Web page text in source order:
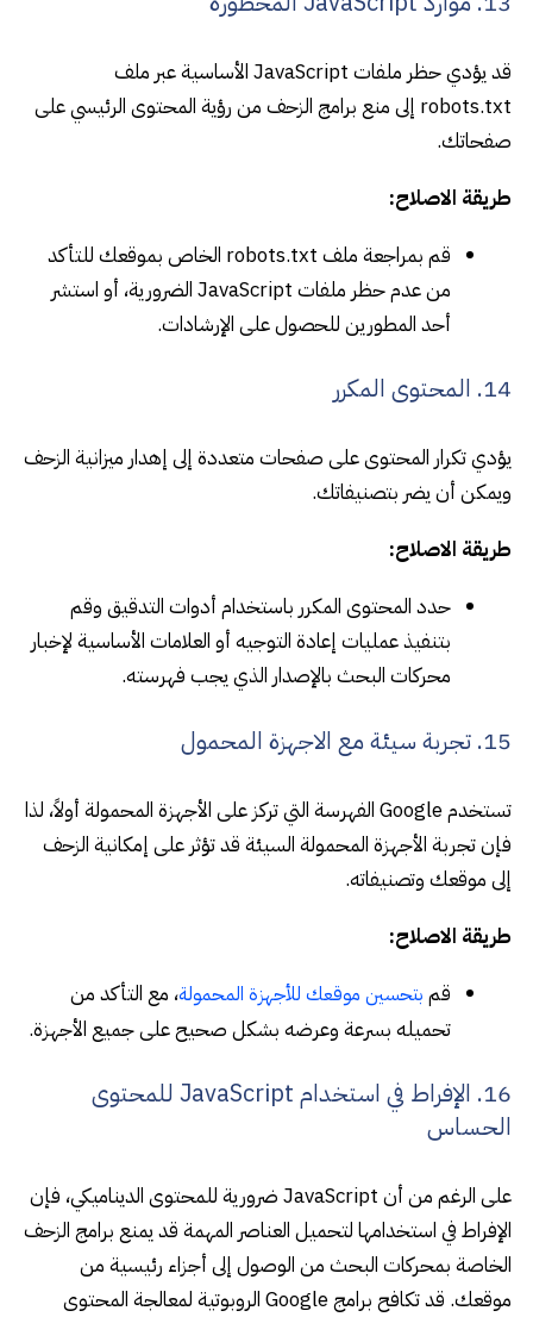
قد يؤدي حظر ملفات JavaScript الأساسية عبر ملف
robots.txt إلى منع برامج الزحف من رؤية المحتوى الرئيسي على
صفحاتك.
طريقة الاصلاح:
قم بمراجعة ملف robots.txt الخاص بموقعك للتأكد
من عدم حظر ملفات JavaScript الضرورية، أو استشر
أحد المطورين للحصول على الإرشادات.
14. المحتوى المكرر
يؤدي تكرار المحتوى على صفحات متعددة إلى إهدار ميزانية الزحف
ويمكن أن يضر بتصنيفاتك.
طريقة الاصلاح:
حدد المحتوى المكرر باستخدام أدوات التدقيق وقم
بتنفيذ عمليات إعادة التوجيه أو العلامات الأساسية لإخبار
محركات البحث بالإصدار الذي يجب فهرسته.
15. تجربة سيئة مع الاجهزة المحمول
تستخدم Google الفهرسة التي تركز على الأجهزة المحمولة أولاً، لذا
فإن تجربة الأجهزة المحمولة السيئة قد تؤثر على إمكانية الزحف
إلى موقعك وتصنيفاته.
طريقة الاصلاح:
قم بتحسين موقعك للأجهزة المحمولة، مع التأكد من
تحميله بسرعة وعرضه بشكل صحيح على جميع الأجهزة.
16. الإفراط في استخدام JavaScript للمحتوى
الحساس
على الرغم من أن JavaScript ضرورية للمحتوى الديناميكي، فإن
الإفراط في استخدامها لتحميل العناصر المهمة قد يمنع برامج الزحف
الخاصة بمحركات البحث من الوصول إلى أجزاء رئيسية من
موقعك. قد تكافح برامج Google الروبوتية لمعالجة المحتوى